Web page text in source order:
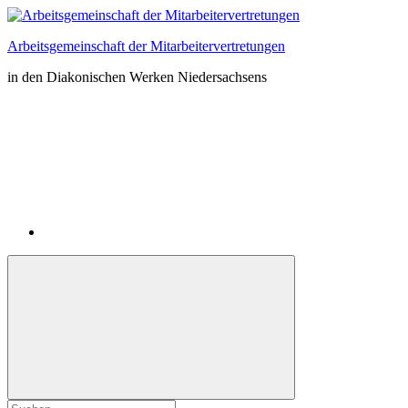
Zum
springen
Arbeitsgemeinschaft der Mitarbeitervertretungen
in den Diakonischen Werken Niedersachsens
Suchformular